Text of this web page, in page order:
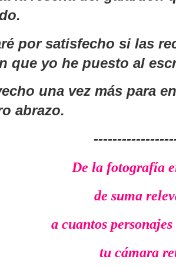
por satisfecho si las
que yo he puesto al
una vez más para
abrazo.
De la fotografía
de suma
a cuantos
tu cámara